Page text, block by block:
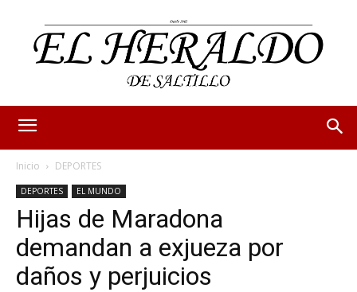
Inicio DEPORTES
DEPORTES EL MUNDO
Hijas de Maradona
demandan a exjueza por
daños y perjuicios